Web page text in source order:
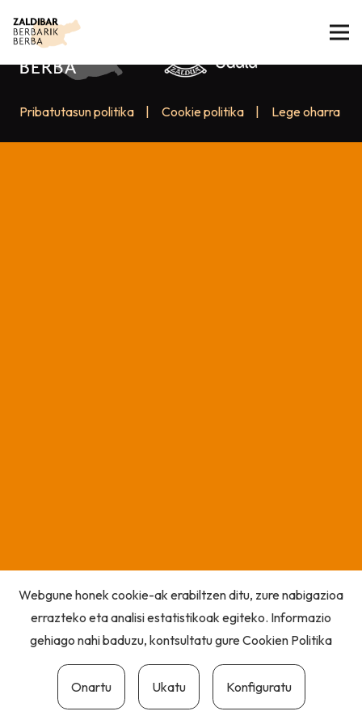
Pribatutasun politika Cookie politika Lege oharra
Webgune honek cookie-ak erabiltzen ditu, zure nabigazioa
errazteko eta analisi estatistikoak egiteko. Informazio
gehiago nahi baduzu, kontsultatu gureCookien Politika
Onartu Ukatu Konfiguratu